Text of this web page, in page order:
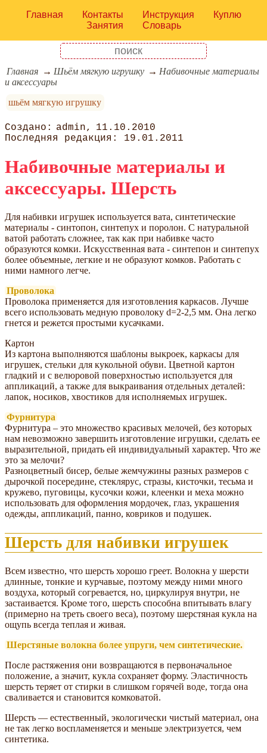
Главная Контакты Инструкция
Куплю
Занятия
Словарь
Главная Шьём мягкую игрушку
Набивочные материалы
и аксессуары
шьём мягкую игрушку
admin
11.10.2010
19.01.2011
Набивочные материалы и
аксессуары. Шерсть
Для набивки игрушек используется вата, синтетические
материалы - синтопон, синтепух и поролон. С натуральной
ватой работать сложнее, так как при набивке часто
образуются комки. Искусственная вата - синтепон и синтепух
более объемные, легкие и не образуют комков. Работать с
ними намного легче.
Проволока
Проволока применяется для изготовления каркасов. Лучше
всего использовать медную проволоку d=2-2,5 мм. Она легко
гнется и режется простыми кусачками.
Картон
Из картона выполняются шаблоны выкроек, каркасы для
игрушек, стельки для кукольной обуви. Цветной картон
гладкий и с велюровой поверхностью используется для
аппликаций, а также для выкраивания отдельных деталей:
лапок, носиков, хвостиков для исполняемых игрушек.
Фурнитура
Фурнитура – это множество красивых мелочей, без которых
нам невозможно завершить изготовление игрушки, сделать ее
выразительной, придать ей индивидуальный характер. Что же
это за мелочи?
Разноцветный бисер, белые жемчужины разных размеров с
дырочкой посередине, стеклярус, стразы, кисточки, тесьма и
кружево, пуговицы, кусочки кожи, клеенки и меха можно
использовать для оформления мордочек, глаз, украшения
одежды, аппликаций, панно, ковриков и подушек.
Шерсть для набивки игрушек
Всем известно, что шерсть хорошо греет. Волокна у шерсти
длинные, тонкие и курчавые, поэтому между ними много
воздуха, который согревается, но, циркулируя внутри, не
застаивается. Кроме того, шерсть способна впитывать влагу
(примерно на треть своего веса), поэтому шерстяная кукла на
ощупь всегда теплая и живая.
Шерстяные волокна более упруги, чем синтетические.
После растяжения они возвращаются в первоначальное
положение, а значит, кукла сохраняет форму. Эластичность
шерсть теряет от стирки в слишком горячей воде, тогда она
сваливается и становится комковатой.
Шерсть — естественный, экологически чистый материал, она
не так легко воспламеняется и меньше электризуется, чем
синтетика.